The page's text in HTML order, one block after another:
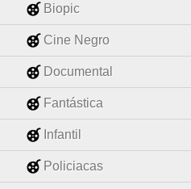
Biopic
Cine Negro
Documental
Fantástica
Infantil
Policiacas